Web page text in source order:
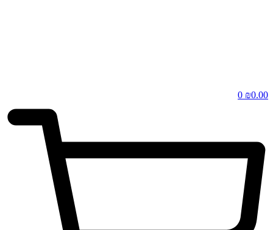
₪0.00
0